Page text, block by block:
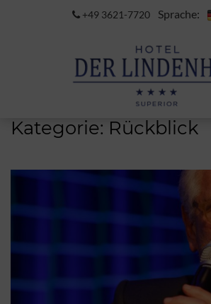
+49 3621-7720 Sprache:
Kategorie: Rückblick